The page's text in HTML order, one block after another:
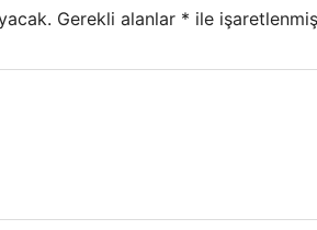
Gerekli alanlar * ile